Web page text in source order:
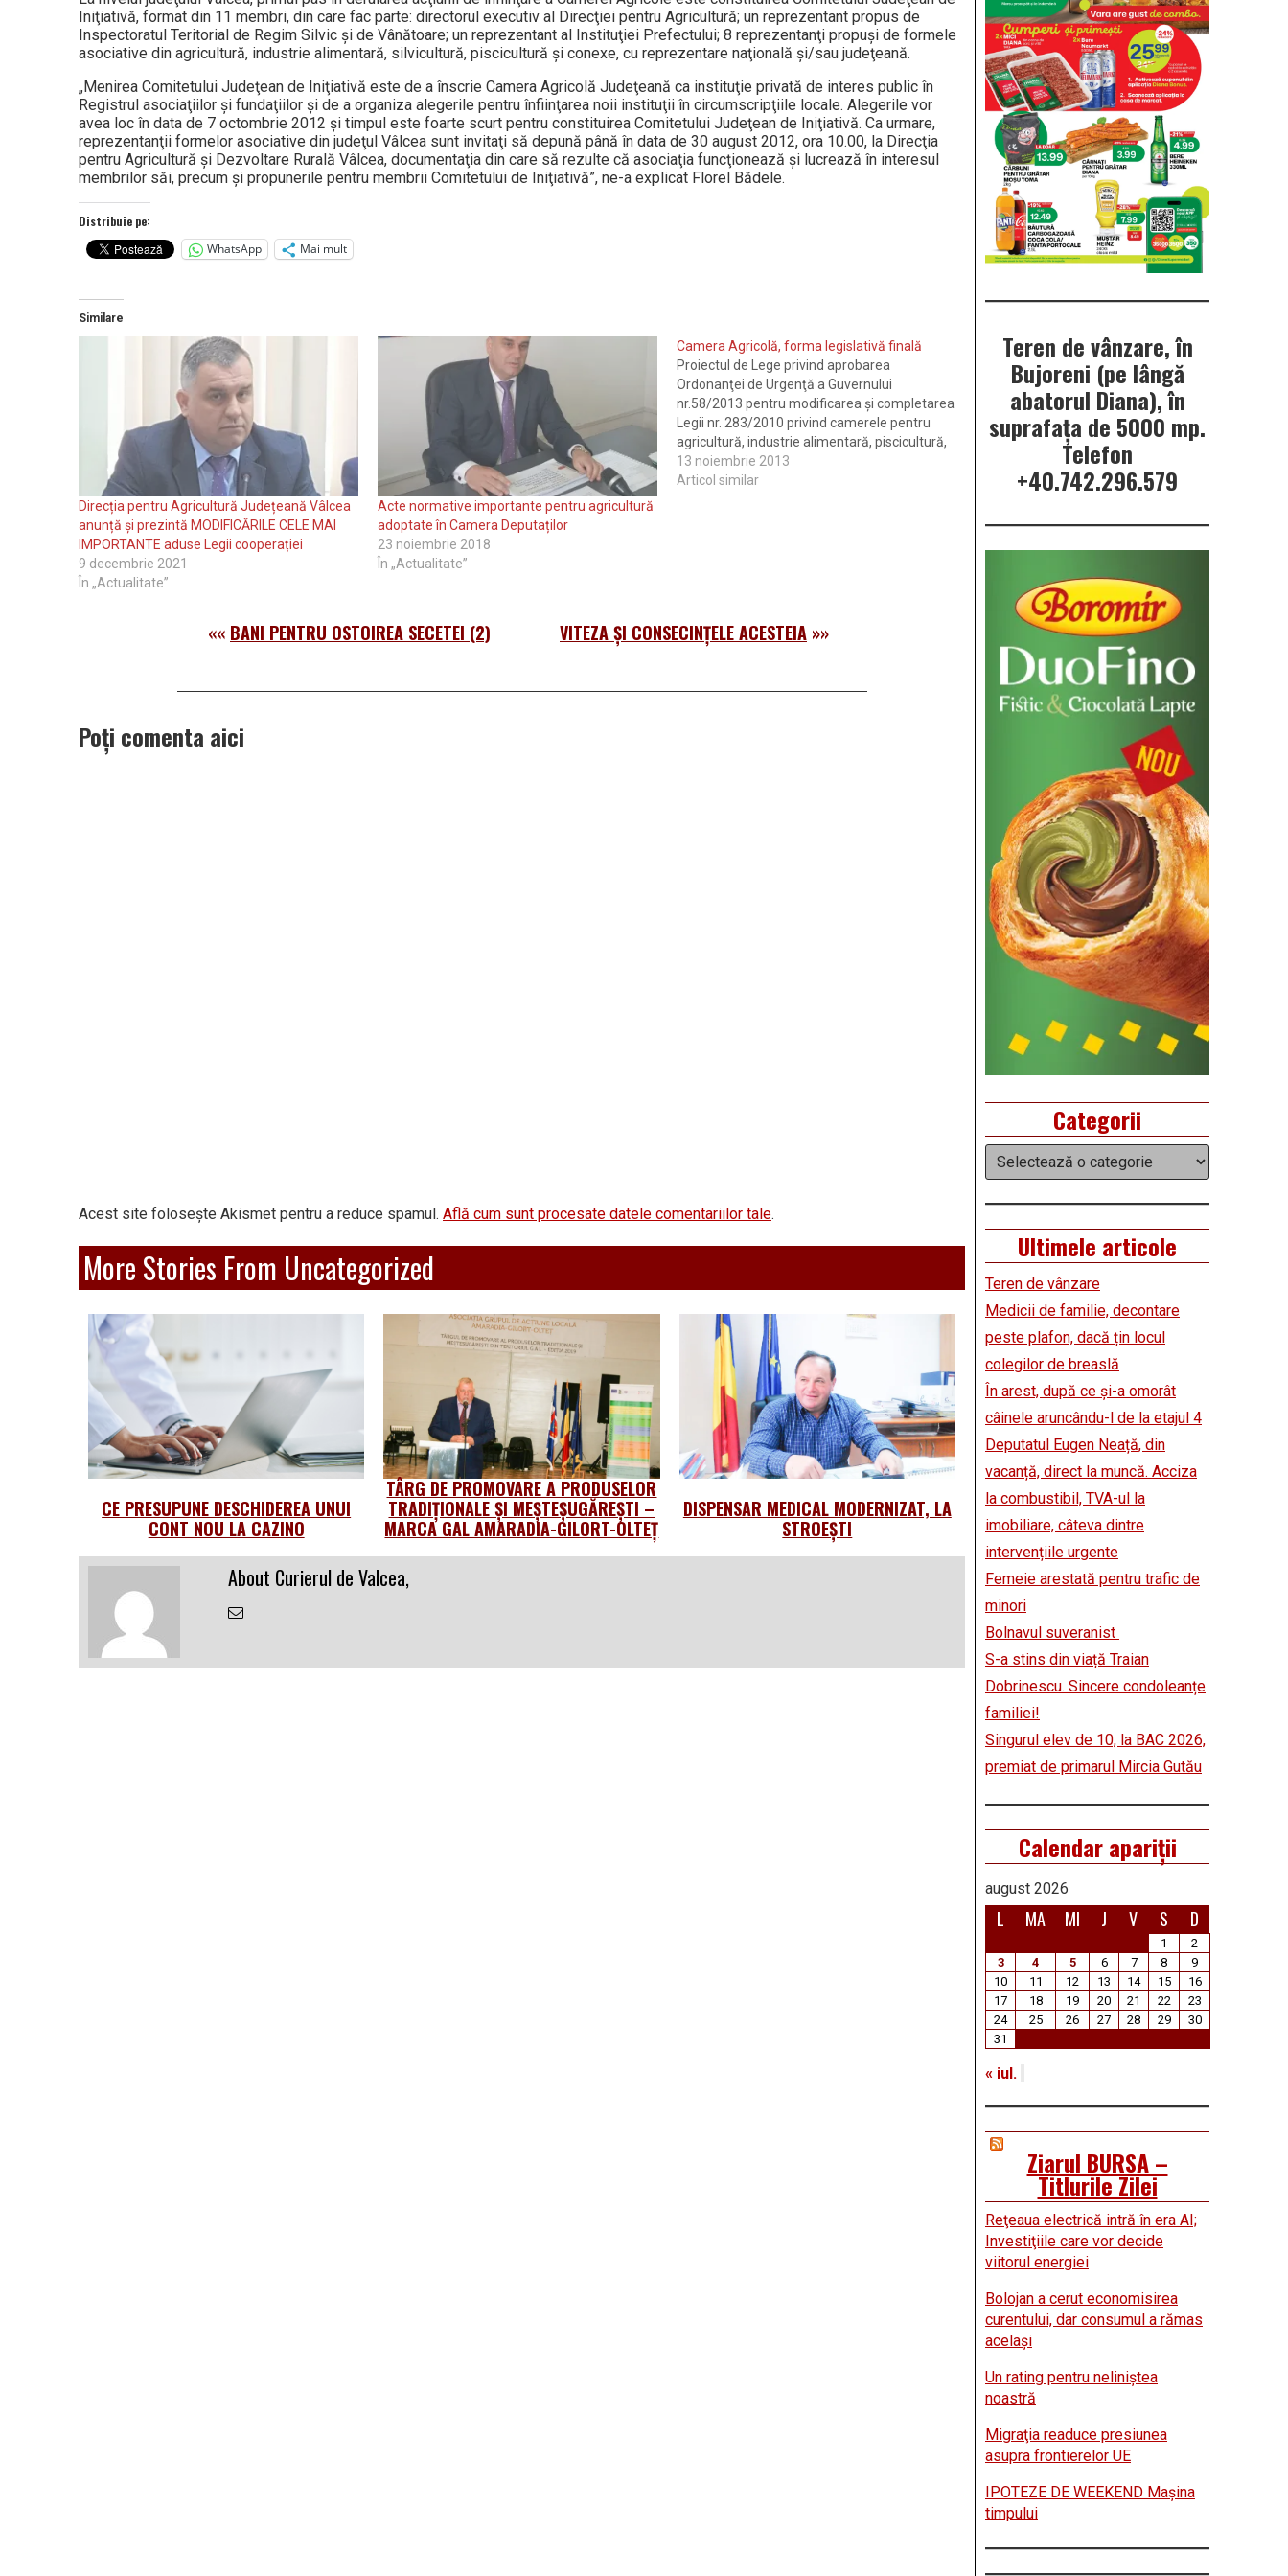
Iniţiativă, format din 11 membri, din care fac parte: directorul executiv al Direcţiei pentru Agricultură; un reprezentant propus de
Inspectoratul Teritorial de Regim Silvic şi de Vânătoare; un reprezentant al Instituţiei Prefectului; 8 reprezentanţi propuşi de formele
asociative din agricultură, industrie alimentară, silvicultură, piscicultură şi conexe, cu reprezentare naţională şi/sau judeţeană.
„Menirea Comitetului Judeţean de Iniţiativă este de a înscrie Camera Agricolă Judeţeană ca instituţie privată de interes public în
Registrul asociaţiilor şi fundaţiilor şi de a organiza alegerile pentru înfiinţarea noii instituţii în circumscripţiile locale. Alegerile vor
avea loc în data de 7 octombrie 2012 şi timpul este foarte scurt pentru constituirea Comitetului Judeţean de Iniţiativă. Ca urmare,
reprezentanţii formelor asociative din judeţul Vâlcea sunt invitaţi să depună până în data de 30 august 2012, ora 10.00, la Direcţia
pentru Agricultură şi Dezvoltare Rurală Vâlcea, documentaţia din care să rezulte că asociaţia funcţionează şi lucrează în interesul
membrilor săi, precum şi propunerile pentru membrii Comitetului de Iniţiativă”, ne-a explicat Florel Bădele.
Distribuie pe:
WhatsApp
Mai mult
Similare
Direcția pentru Agricultură Județeană Vâlcea
anunță și prezintă MODIFICĂRILE CELE MAI
IMPORTANTE aduse Legii cooperației
9 decembrie 2021
În „Actualitate”
Acte normative importante pentru agricultură
adoptate în Camera Deputaților
23 noiembrie 2018
În „Actualitate”
Camera Agricolă, forma legislativă finală
Proiectul de Lege privind aprobarea
Ordonanţei de Urgenţă a Guvernului
nr.58/2013 pentru modificarea şi completarea
Legii nr. 283/2010 privind camerele pentru
agricultură, industrie alimentară, piscicultură,
silvicultură şi dezvoltare rurală a trecut, marți,
și de Camera Deputaților, for decizional în
13 noiembrie 2013
Articol similar
«« BANI PENTRU OSTOIREA SECETEI (2) VITEZA ŞI CONSECINŢELE ACESTEIA »»
Poți comenta aici
Acest site folosește Akismet pentru a reduce spamul. Află cum sunt procesate datele comentariilor tale.
More Stories From Uncategorized
CE PRESUPUNE DESCHIDEREA UNUI
CONT NOU LA CAZINO
TÂRG DE PROMOVARE A PRODUSELOR
TRADIȚIONALE ȘI MEȘTEȘUGĂREȘTI –
MARCA GAL AMARADIA-GILORT-OLTEȚ
DISPENSAR MEDICAL MODERNIZAT, LA
STROEȘTI
About Curierul de Valcea,
Email
Teren de vânzare, în
Bujoreni (pe lângă
abatorul Diana), în
suprafața de 5000 mp.
Telefon
+40.742.296.579
Categorii
Categorii
Ultimele articole
Teren de vânzare
Medicii de familie, decontare
peste plafon, dacă țin locul
colegilor de breaslă
În arest, după ce și-a omorât
câinele aruncându-l de la etajul 4
Deputatul Eugen Neață, din
vacanță, direct la muncă. Acciza
la combustibil, TVA-ul la
imobiliare, câteva dintre
intervențiile urgente
Femeie arestată pentru trafic de
minori
Bolnavul suveranist
S-a stins din viață Traian
Dobrinescu. Sincere condoleanțe
familiei!
Singurul elev de 10, la BAC 2026,
premiat de primarul Mircia Gutău
Calendar apariții
august 2026
L MA MI J V S D
1
2
3
4 5 6 7 8
9
10
11 12 13 14 15
16
17
18 19 20 21 22
23
24
25 26 27 28 29
30
31
« iul.
Ziarul BURSA –
Titlurile Zilei
Reţeaua electrică intră în era AI;
Investiţiile care vor decide
viitorul energiei
Bolojan a cerut economisirea
curentului, dar consumul a rămas
acelaşi
Un rating pentru neliniştea
noastră
Migraţia readuce presiunea
asupra frontierelor UE
IPOTEZE DE WEEKEND Maşina
timpului